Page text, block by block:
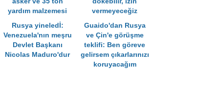
yardım malzemesi
vermeyeceğiz
Rusya yineledİ:
Venezuela'nın meşru
Devlet Başkanı
Nicolas Maduro'dur
Guaido'dan Rusya
ve Çin'e görüşme
teklifi: Ben göreve
gelirsem çıkarlarınızı
koruyacağım